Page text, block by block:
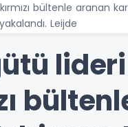
bültenle aranan
Leijde